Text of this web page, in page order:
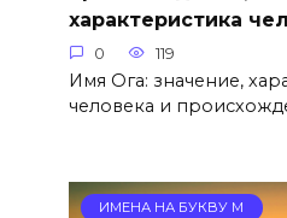
характеристика
0 119
Имя Ога: значение,
человека и
ИМЕНА НА БУКВУ М